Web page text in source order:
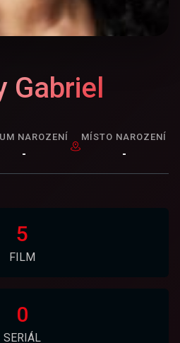
Gabriel
NAROZENÍ
-
MÍSTO NAROZENÍ
-
5
FILM
0
SERIÁL